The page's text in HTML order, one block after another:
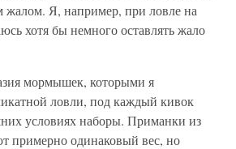
жалом. Я, например, при ловле на
хотя бы немного оставлять жало
мормышек, которыми я
ловли, под каждый кивок
условиях наборы. Приманки из
примерно одинаковый вес, но